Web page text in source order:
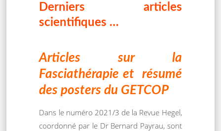
Derniers articles
scientifiques …
Articles sur la
Fasciathérapie et résumé
des posters du GETCOP
Dans le numéro 2021/3 de la Revue Hegel,
coordonné par le Dr Bernard Payrau, sont